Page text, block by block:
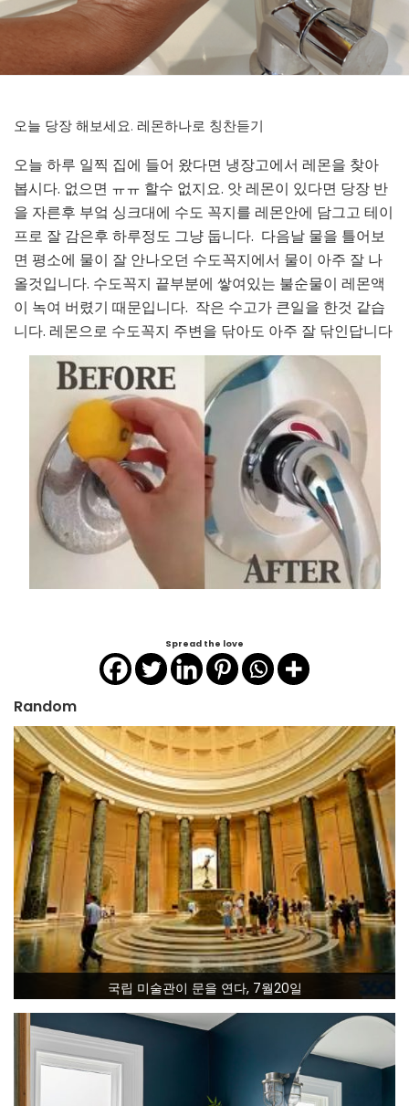
오늘 당장 해보세요. 레몬하나로 칭찬듣기
오늘 하루 일찍 집에 들어 왔다면 냉장고에서 레몬을 찾아
봅시다. 없으면 ㅠㅠ 할수 없지요. 앗 레몬이 있다면 당장 반
을 자른후 부엌 싱크대에 수도 꼭지를 레몬안에 담그고 테이
프로 잘 감은후 하루정도 그냥 둡니다. 다음날 물을 틀어보
면 평소에 물이 잘 안나오던 수도꼭지에서 물이 아주 잘 나
올것입니다. 수도꼭지 끝부분에 쌓여있는 불순물이 레몬액
이 녹여 버렸기 때문입니다. 작은 수고가 큰일을 한것 같습
니다. 레몬으로 수도꼭지 주변을 닦아도 아주 잘 닦인답니다
Spread the love
Random
국립 미술관이 문을 연다, 7월20일